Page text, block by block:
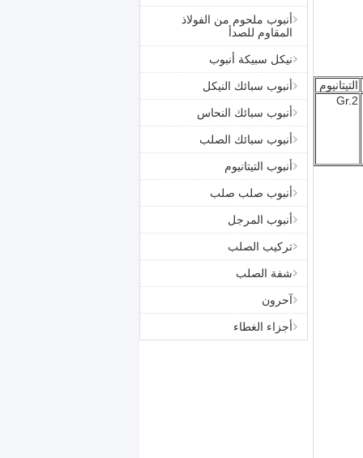
أنبوب ملحوم من الفولاذ
المقاوم للصدأ
نيكل سبيكة أنبوب
أنبوب سبائك النيكل
أنبوب سبائك النحاس
أنبوب سبائك الصلب
أنبوب التيتانيوم
أنبوب صلب صلب
أنبوب المرجل
تركيب الصلب
شفة الصلب
آحرون
أجزاء الغطاء
التيتانيوم
Gr.2